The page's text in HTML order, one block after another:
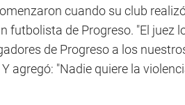
cuando su club
futbolista de Progreso. "El juez
de Progreso a los
agregó: "Nadie quiere la